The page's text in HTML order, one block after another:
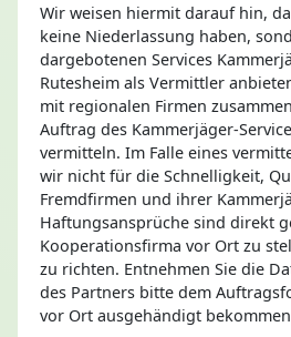
Wir weisen hiermit darauf hin,
keine Niederlassung haben,
dargebotenen Services
Rutesheim als Vermittler
mit regionalen Firmen
Auftrag des Kammerjäger-
vermitteln. Im Falle eines
wir nicht für die Schnelligkeit,
Fremdfirmen und ihrer
Haftungsansprüche sind direkt
Kooperationsfirma vor Ort zu
zu richten. Entnehmen Sie die
des Partners bitte dem
vor Ort ausgehändigt